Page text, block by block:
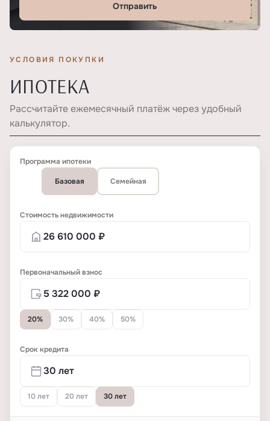
Отправить
УСЛОВИЯ ПОКУПКИ
ИПОТЕКА
Рассчитайте ежемесячный платёж через удобный
калькулятор.
Программа ипотеки
Базовая Семейная
Стоимость недвижимости
Первоначальный взнос
20% 30% 40% 50%
Срок кредита
10 лет 20 лет 30 лет